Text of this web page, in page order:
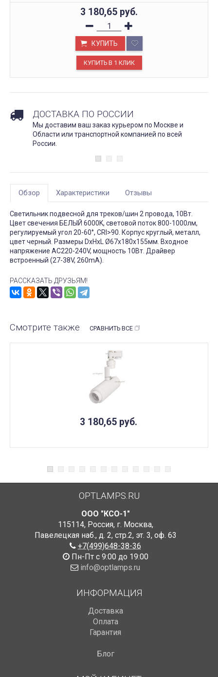
3 180,65 руб.
КУПИТЬ
ДОСТАВКА ПО РОССИИ
Мы доставим ваш заказ курьером по Москве и
Области или транспортной компанией по всей
России.
Обзор Характеристики Отзывы
Светильник подвесной для треков/шин 2 провода, 10Вт.
Цвет свечения БЕЛЫЙ 6000K, световой поток 800-1000лм,
регулируемый угол 20-60°, CRI>90. Корпус круглый, металл,
цвет черный. Размеры DxHxL Ø67x180x155мм. Входное
напряжение AC220-240V, мощность 10Вт. Драйвер
встроенный (27-38V, 260mA).
РАССКАЗАТЬ ДРУЗЬЯМ!
Смотрите также СРАВНИТЬ ВСЕ
3 180,65 руб.
OPTLAMPS.RU
ООО "КСО-1"
115114, Россия, г. Москва,
Павелецкая наб., д. 2, стр.2, эт. 3, оф. 63
+7(499)648-38-36
Пн-Пт с 9:00 до 19:00
info@optlamps.ru
ИНФОРМАЦИЯ
Доставка
Оплата
Гарантия
Блог